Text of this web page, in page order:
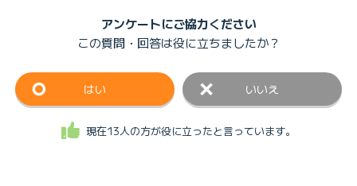
アンケートにご協力ください
この質問・回答は役に立ちましたか？
はい いいえ
現在13人の方が役に立ったと言っています。